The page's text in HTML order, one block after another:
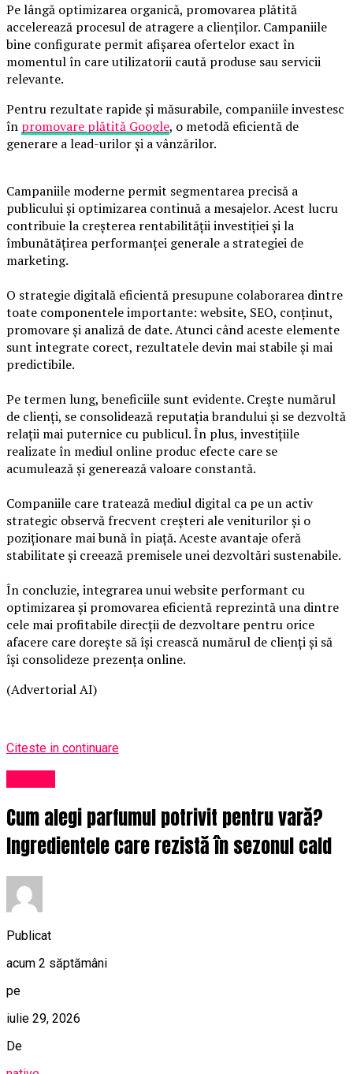
Pe lângă optimizarea organică, promovarea plătită
accelerează procesul de atragere a clienților. Campaniile
bine configurate permit afișarea ofertelor exact în
momentul în care utilizatorii caută produse sau servicii
relevante.
Pentru rezultate rapide și măsurabile, companiile investesc
în promovare plătită Google, o metodă eficientă de
generare a lead-urilor și a vânzărilor.
Campaniile moderne permit segmentarea precisă a
publicului și optimizarea continuă a mesajelor. Acest lucru
contribuie la creșterea rentabilității investiției și la
îmbunătățirea performanței generale a strategiei de
marketing.
O strategie digitală eficientă presupune colaborarea dintre
toate componentele importante: website, SEO, conținut,
promovare și analiză de date. Atunci când aceste elemente
sunt integrate corect, rezultatele devin mai stabile și mai
predictibile.
Pe termen lung, beneficiile sunt evidente. Crește numărul
de clienți, se consolidează reputația brandului și se dezvoltă
relații mai puternice cu publicul. În plus, investițiile
realizate în mediul online produc efecte care se
acumulează și generează valoare constantă.
Companiile care tratează mediul digital ca pe un activ
strategic observă frecvent creșteri ale veniturilor și o
poziționare mai bună în piață. Aceste avantaje oferă
stabilitate și creează premisele unei dezvoltări sustenabile.
În concluzie, integrarea unui website performant cu
optimizarea și promovarea eficientă reprezintă una dintre
cele mai profitabile direcții de dezvoltare pentru orice
afacere care dorește să își crească numărul de clienți și să
își consolideze prezența online.
(Advertorial AI)
Citeste in continuare
Cum alegi parfumul potrivit pentru vară?
Ingredientele care rezistă în sezonul cald
Publicat
acum 2 săptămâni
pe
iulie 29, 2026
De